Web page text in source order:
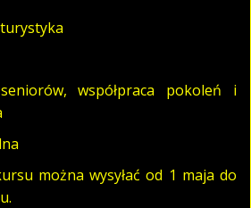
współpraca pokoleń i
można wysyłać od 1 maja do